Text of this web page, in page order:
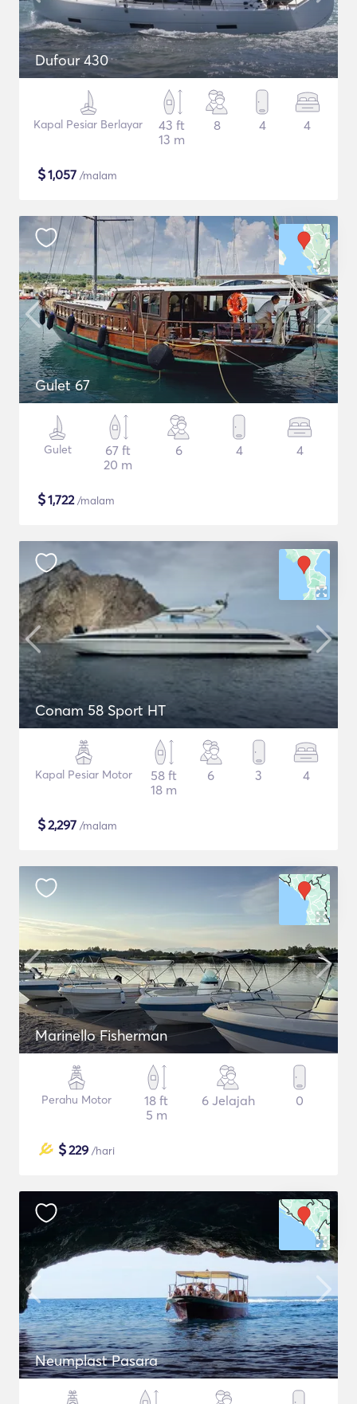
Dufour 430
Kapal Pesiar Berlayar
43 ft
13 m
8 4 4
$1,057 /malam
Gulet 67
Gulet
67 ft
20 m
6 4 4
$1,722/malam
Conam 58 Sport HT
Kapal Pesiar Motor
58 ft
18 m
6 3 4
$2,297 /malam
Marinello Fisherman
Perahu Motor
18 ft
5 m
6 Jelajah 0
$229 /hari
Neumplast Pasara